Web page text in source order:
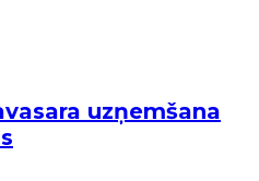
uzņemšana